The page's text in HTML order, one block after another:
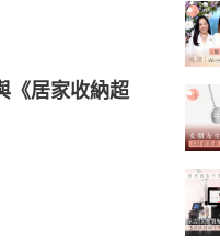
居家收納超